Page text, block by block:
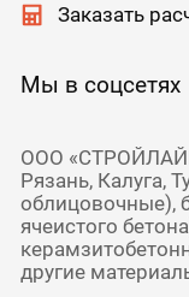
Заказать
Мы в соцсетях
ООО
Рязань, Калуга,
облицовочные),
ячеистого
другие